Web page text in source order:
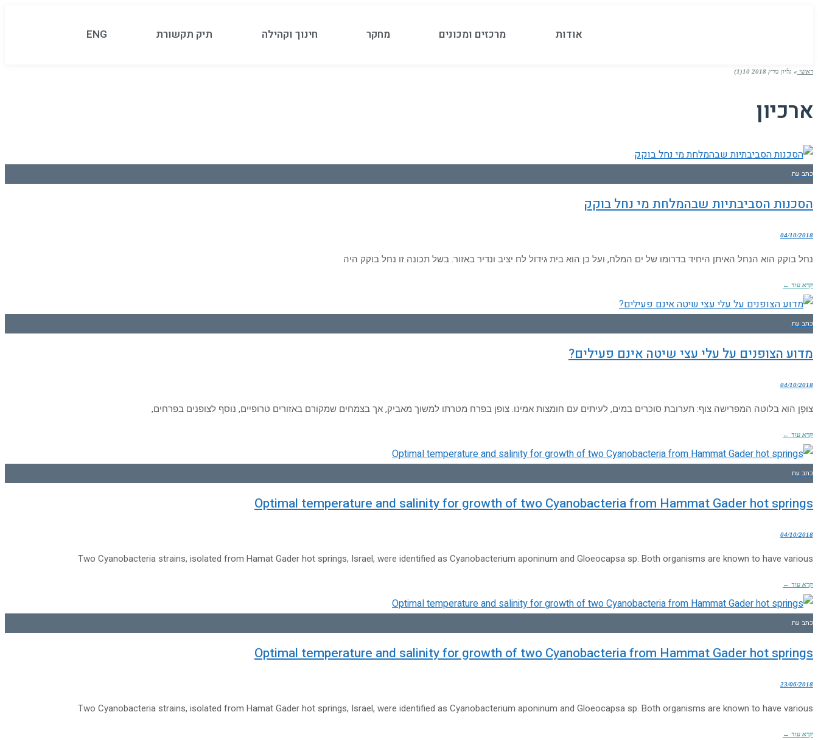
אודות מרכזים ומכונים מחקר חינוך וקהילה תיק תקשורת ENG
ראשי » גליון מרץ 2018 10(1)
ארכיון
כתב עת
הסכנות הסביבתיות שבהמלחת מי נחל בוקק
04/10/2018
נחל בוקק הוא הנחל האיתן היחיד בדרומו של ים המלח, ועל כן הוא בית גידול לח יציב ונדיר באזור. בשל תכונה זו נחל בוקק היה
קרא עוד ←
כתב עת
מדוע הצופנים על עלי עצי שיטה אינם פעילים?
04/10/2018
צוּפָן הוא בלוטה המפרישה צוף: תערובת סוכרים במים, לעיתים עם חומצות אמינו. צופן בפרח מטרתו למשוך מאביק, אך בצמחים שמקורם באזורים טרופיים, נוסף לצופנים בפרחים,
קרא עוד ←
כתב עת
Optimal temperature and salinity for growth of two Cyanobacteria from Hammat Gader hot springs
04/10/2018
Two Cyanobacteria strains, isolated from Hamat Gader hot springs, Israel, were identified as Cyanobacterium aponinum and Gloeocapsa sp. Both organisms are known to have various
קרא עוד ←
כתב עת
Optimal temperature and salinity for growth of two Cyanobacteria from Hammat Gader hot springs
23/06/2018
Two Cyanobacteria strains, isolated from Hamat Gader hot springs, Israel, were identified as Cyanobacterium aponinum and Gloeocapsa sp. Both organisms are known to have various
קרא עוד ←